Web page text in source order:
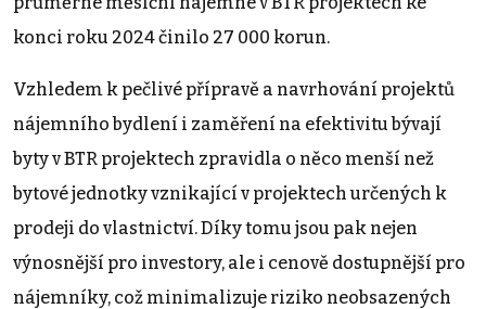
konci roku 2024 činilo 27 000 korun.
Vzhledem k pečlivé přípravě a navrhování projektů
nájemního bydlení i zaměření na efektivitu bývají
byty v BTR projektech zpravidla o něco menší než
bytové jednotky vznikající v projektech určených k
prodeji do vlastnictví. Díky tomu jsou pak nejen
výnosnější pro investory, ale i cenově dostupnější pro
nájemníky, což minimalizuje riziko neobsazených